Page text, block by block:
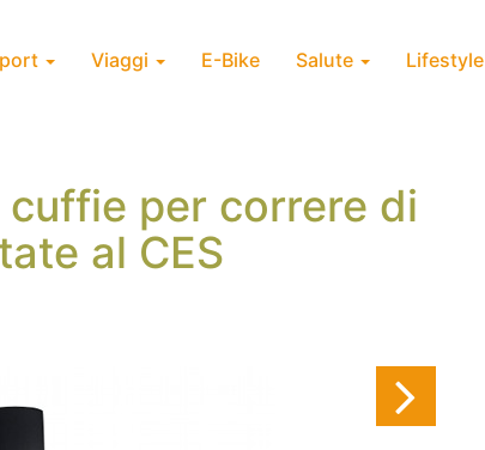
Viaggi E-Bike Salute Lifestyle
per correre di
al CES